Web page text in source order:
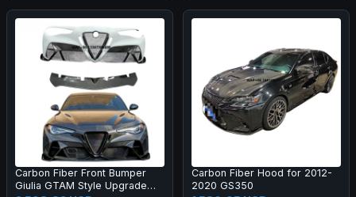
Carbon Fiber Front Bumper
Giulia GTAM Style Upgrade
Carbon Fiber Hood for 2012-
2020 GS350